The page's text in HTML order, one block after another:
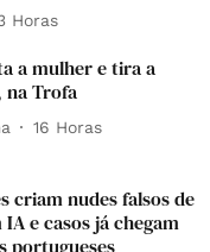
Horas
a mulher e tira a
na Trofa
16 Horas
criam nudes falsos de
e casos já chegam
portugueses